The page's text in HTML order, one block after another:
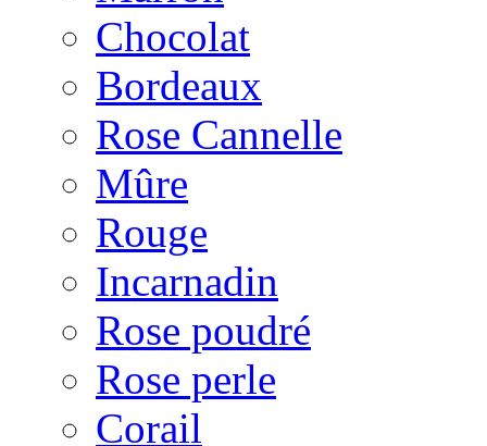
Chocolat
Bordeaux
Rose Cannelle
Mûre
Rouge
Incarnadin
Rose poudré
Rose perle
Corail